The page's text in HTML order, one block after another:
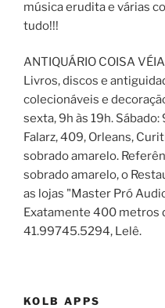
música erudita e várias
tudo!!!
ANTIQUÁRIO COISA
Livros, discos e
colecionáveis e
sexta, 9h às 19h. Sábado:
Falarz, 409, Orleans,
sobrado amarelo.
sobrado amarelo, o
as lojas "Master Pró
Exatamente 400 metros
41.99745.5294, Lelê.
KOLB APPS